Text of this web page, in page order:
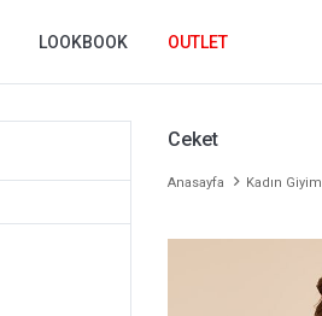
LOOKBOOK OUTLET
Ceket
Anasayfa Kadın Giyim